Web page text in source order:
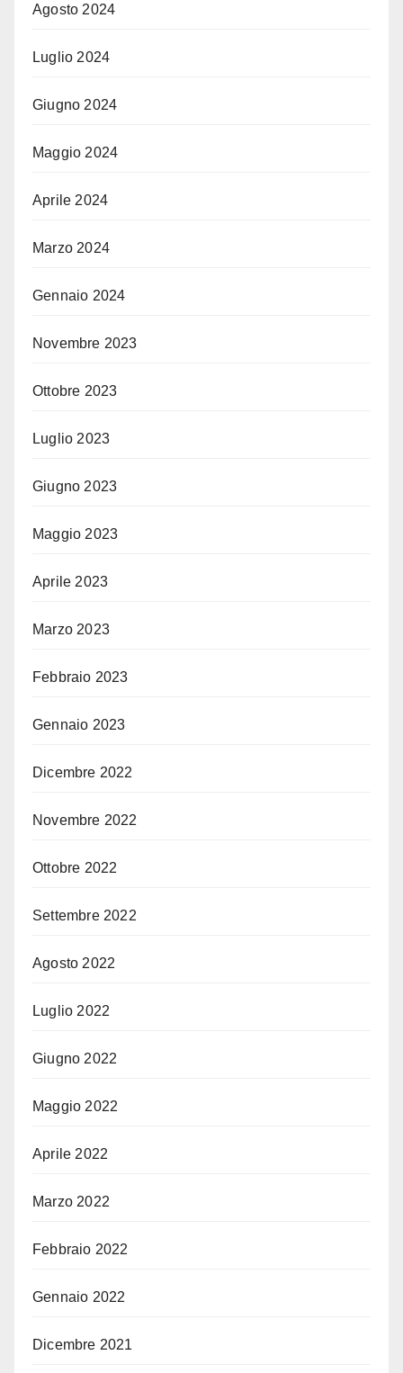
Agosto 2024
Luglio 2024
Giugno 2024
Maggio 2024
Aprile 2024
Marzo 2024
Gennaio 2024
Novembre 2023
Ottobre 2023
Luglio 2023
Giugno 2023
Maggio 2023
Aprile 2023
Marzo 2023
Febbraio 2023
Gennaio 2023
Dicembre 2022
Novembre 2022
Ottobre 2022
Settembre 2022
Agosto 2022
Luglio 2022
Giugno 2022
Maggio 2022
Aprile 2022
Marzo 2022
Febbraio 2022
Gennaio 2022
Dicembre 2021